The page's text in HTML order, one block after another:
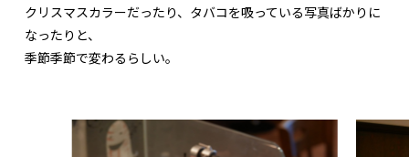
クリスマスカラーだったり、タバコを吸っている写真ばかりに
なったりと、
季節季節で変わるらしい。